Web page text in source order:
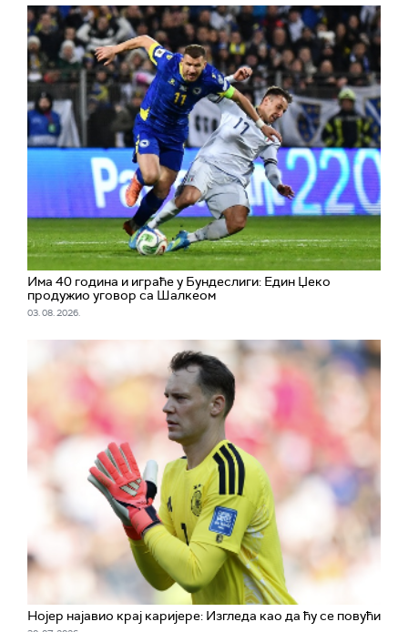
Има 40 година и играће у Бундеслиги: Един Џеко
продужио уговор са Шалкеом
03. 08. 2026.
Нојер најавио крај каријере: Изгледа као да ћу се повући